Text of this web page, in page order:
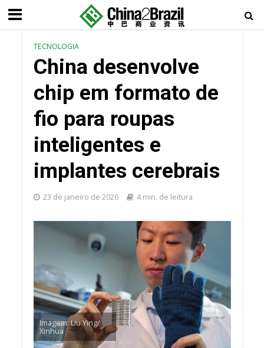
TECNOLOGIA
China desenvolve
chip em formato de
fio para roupas
inteligentes e
implantes cerebrais
23 de janeiro de 2026 4 min. de leitura
Imagem: Liu Ying/
Xinhua